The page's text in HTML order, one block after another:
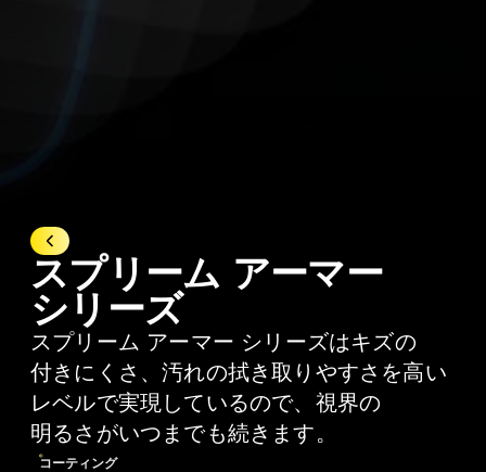
スプリ ーム アーマー
シリーズ
スプリーム アーマー シリーズはキズの
付きにくさ、汚れの拭き取りやすさを高い
レベルで実現しているので、 視界の
明るさがいつまでも続きます。
コーティング